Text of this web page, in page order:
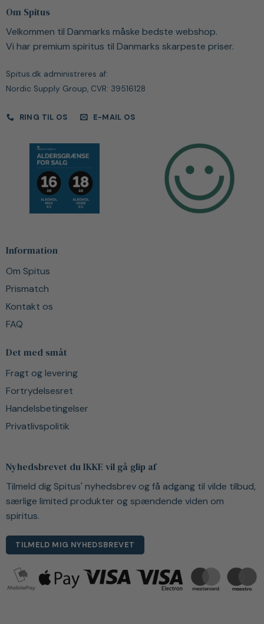
Om Spitus
Velkommen til Danmarks måske bedste webshop.
Vi har premium spiritus til Danmarks skarpeste priser.
Spitus.dk administreres af:
Nordic Supply Group, CVR: 39516128
RING TIL OS E-MAIL OS
Information
Om Spitus
Prismatch
Kontakt os
FAQ
Det med småt
Fragt og levering
Fortrydelsesret
Handelsbetingelser
Privatlivspolitik
Nyhedsbrevet du IKKE vil gå glip af
Tilmeld dig Spitus' nyhedsbrev og få adgang til vilde tilbud,
særlige limited produkter og spændende viden om
spiritus.
TILMELD MIG NYHEDSBREVET